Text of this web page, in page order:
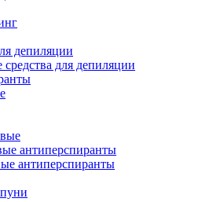
депиляции
для депиляции
антиперспиранты
антиперспиранты